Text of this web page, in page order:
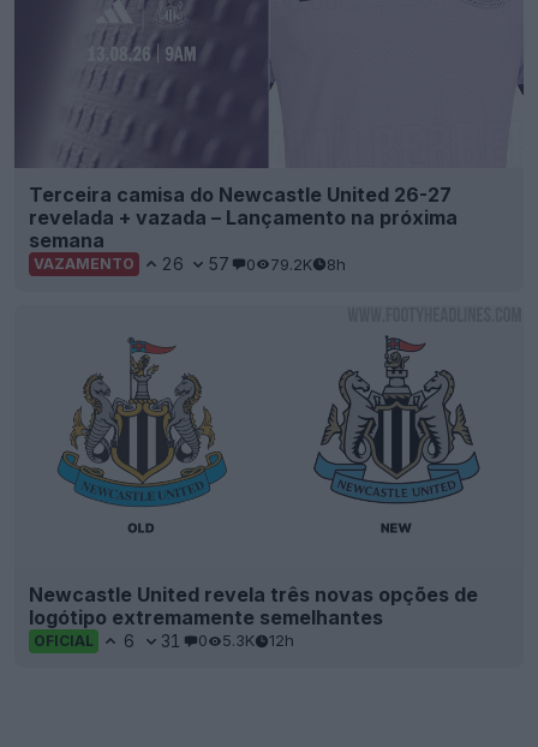
Terceira camisa do Newcastle United 26-27
revelada + vazada – Lançamento na próxima
semana
VAZAMENTO 26 57 0 79.2K 8h
Newcastle United revela três novas opções de
logótipo extremamente semelhantes
OFICIAL 6 31 0 5.3K 12h